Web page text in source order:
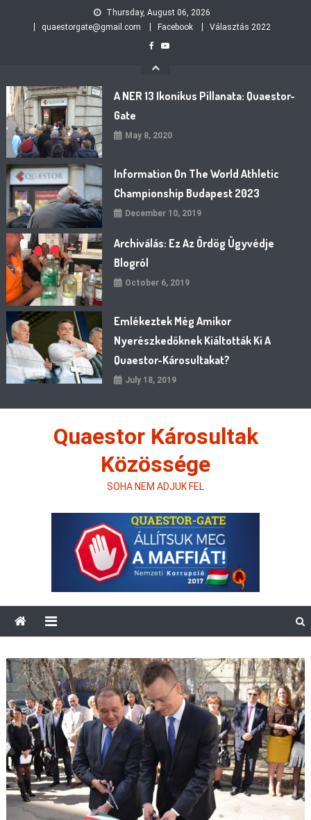
Thursday, August 06, 2026
quaestorgate@gmail.com
Facebook Választás 2022
A NER 13 Ikonikus Pillanata: Quaestor-
Gate
May 8, 2020
Information On The World Athletic
Championship Budapest 2023
December 10, 2019
Archiválás: Ez Az Ördög Ügyvédje
Blogról
October 6, 2019
Emlékeztek Még Amikor
Nyerészkedőknek Kiáltották Ki A
Quaestor-Károsultakat?
July 18, 2019
Quaestor Károsultak
Közössége
SOHA NEM ADJUK FEL